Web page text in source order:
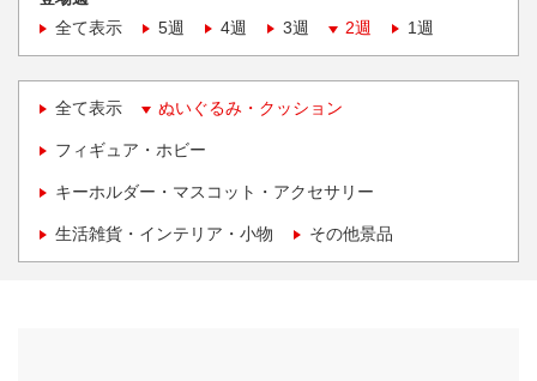
全て表示
5週 4週 3週 2週 1週
全て表示 ぬいぐるみ・クッション
フィギュア・ホビー
キーホルダー・マスコット・アクセサリー
生活雑貨・インテリア・小物 その他景品